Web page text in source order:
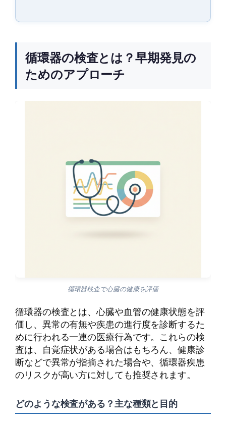
循環器の検査とは？早期発見の
ためのアプローチ
循環器検査で心臓の健康を評価
循環器の検査とは、心臓や血管の健康状態を評
価し、異常の有無や疾患の進行度を診断するた
めに行われる一連の医療行為です。これらの検
査は、自覚症状がある場合はもちろん、健康診
断などで異常が指摘された場合や、循環器疾患
のリスクが高い方に対しても推奨されます。
どのような検査がある？主な種類と目的